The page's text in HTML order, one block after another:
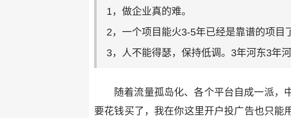
1，做企业真的难。
2，一个项目能火3-5年已经是靠谱的项目
3，人不能得瑟，保持低调。3年河东3年河
随着流量孤岛化、各个平台自成一派，
要花钱买了，我在你这里开户投广告也只能